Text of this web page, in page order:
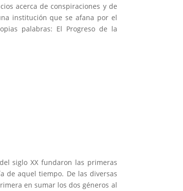
acerca de conspiraciones y de
institución que se afana por el
palabras: El Progreso de la
siglo XX fundaron las primeras
de aquel tiempo. De las diversas
en sumar los dos géneros al